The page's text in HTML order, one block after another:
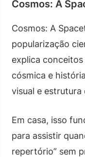
Cosmos: A
Cosmos: A
popularização
explica
cósmica e
visual e estrutura
Em casa, isso
para assistir
repertório” sem